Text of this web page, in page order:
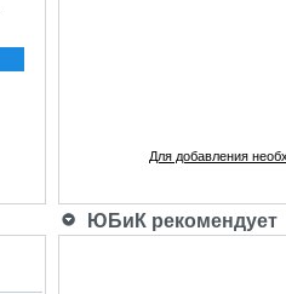
Для добавления
ЮБиК рекомендует